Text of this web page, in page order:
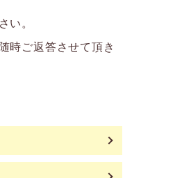
い。
時ご返答させて頂き